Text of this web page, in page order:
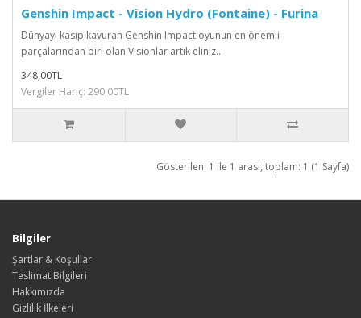
Genshin Impact - Vision Hydro (Fontaine) - Furina
Dünyayı kasıp kavuran Genshin Impact oyunun en önemli
parçalarından biri olan Visionlar artık eliniz..
348,00TL
Vergiler Hariç: 290,00TL
Gösterilen: 1 ile 1 arası, toplam: 1 (1 Sayfa)
Bilgiler
Şartlar & Koşullar
Teslimat Bilgileri
Hakkımızda
Gizlilik İlkeleri